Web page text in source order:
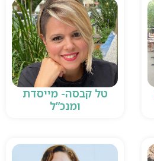
טל קבסה- מייסדת
ומנכ”ל